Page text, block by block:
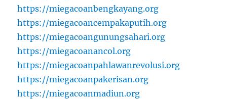
https://miegacoanbengkayang.org
https://miegacoancempakaputih.org
https://miegacoangunungsahari.org
https://miegacoanancol.org
https://miegacoanpahlawanrevolusi.org
https://miegacoanpakerisan.org
https://miegacoanmadiun.org